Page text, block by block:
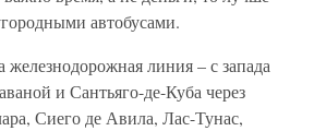
автобусами.
железнодорожная линия – с запада
и Сантьяго-де-Куба через
Сиего де Авила, Лас-Тунас,